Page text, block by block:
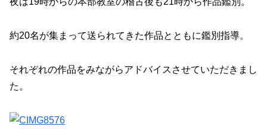
約20名が集まって送られてきた作品とともに鑑別指導。
それぞれの作品をみながらアドバイスさせていただきまし
た。